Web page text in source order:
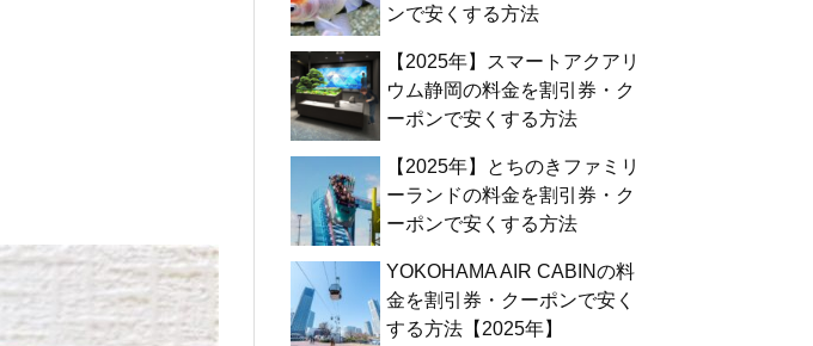
ンで安くする方法
【2025年】スマートアクアリ
ウム静岡の料金を割引券・ク
ーポンで安くする方法
【2025年】とちのきファミリ
ーランドの料金を割引券・ク
ーポンで安くする方法
YOKOHAMA AIR CABINの料
金を割引券・クーポンで安く
する方法【2025年】